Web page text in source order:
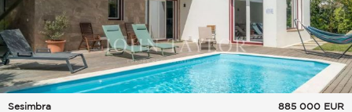
Sesimbra
885 000 EUR